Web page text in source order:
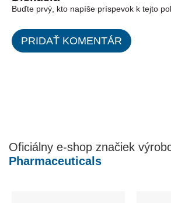
Buďte prvý, kto napíše príspevok k tejto
PRIDAŤ KOMENTÁR
Oficiálny e-shop značiek
Pharmaceuticals